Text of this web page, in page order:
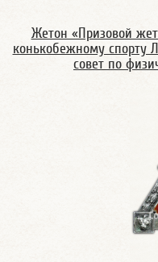
Жетон «Призовой
конькобежному спорту
совет по